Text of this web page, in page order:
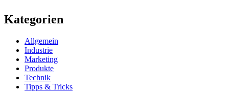
Kategorien
Allgemein
Industrie
Marketing
Produkte
Technik
Tipps & Tricks